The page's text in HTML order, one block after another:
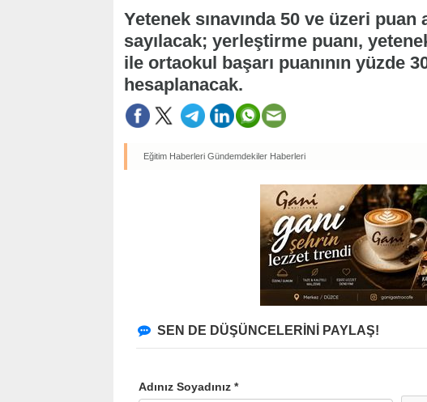
Yetenek sınavında 50 ve üzeri puan
sayılacak; yerleştirme puanı,
ile ortaokul başarı puanının yüzde
hesaplanacak.
Eğitim Haberleri Gündemdekiler Haberleri
SEN DE DÜŞÜNCELERİNİ PAYLAŞ!
Adınız Soyadınız *